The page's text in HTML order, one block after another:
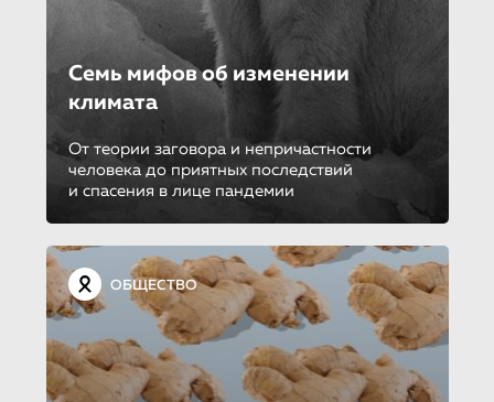
Семь мифов об изменении
климата
От теории заговора и непричастности
человека до приятных последствий
и спасения в лице пандемии
ОБЩЕСТВО